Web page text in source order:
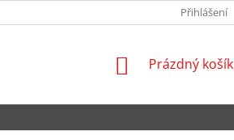
SPOLUPRACUJTE S NÁMI
Přihlášení
NÁKUPNÍ
Prázdný košík